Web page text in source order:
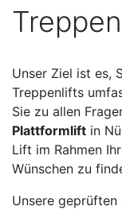
Unser Ziel ist es,
Treppenlifts
Sie zu allen
Plattformlift in
Lift im Rahmen
Wünschen zu
Unsere